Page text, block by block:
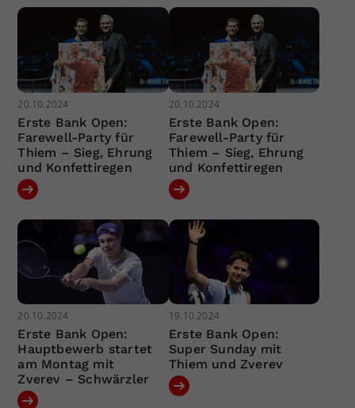
20.10.2024
Erste Bank Open:
Farewell-Party für
Thiem – Sieg, Ehrung
und Konfettiregen
20.10.2024
Erste Bank Open:
Farewell-Party für
Thiem – Sieg, Ehrung
und Konfettiregen
20.10.2024
Erste Bank Open:
Hauptbewerb startet
am Montag mit
Zverev – Schwärzler
19.10.2024
Erste Bank Open:
Super Sunday mit
Thiem und Zverev